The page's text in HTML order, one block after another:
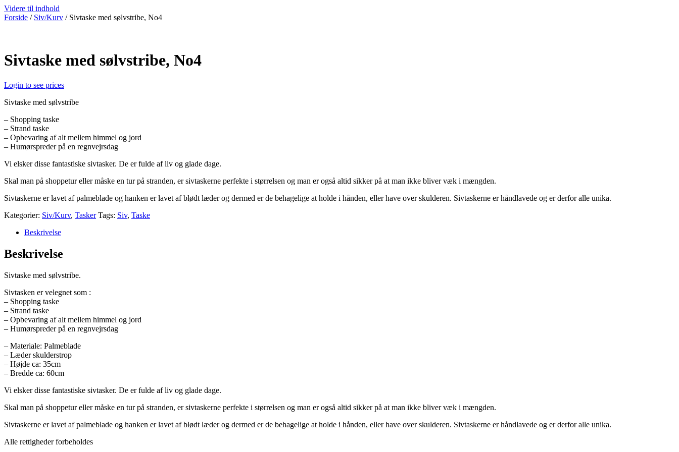
Videre til indhold
Forside / Siv/Kurv / Sivtaske med sølvstribe, No4
Sivtaske med sølvstribe, No4
Login to see prices
Sivtaske med sølvstribe
– Shopping taske
– Strand taske
– Opbevaring af alt mellem himmel og jord
– Humørspreder på en regnvejrsdag
Vi elsker disse fantastiske sivtasker. De er fulde af liv og glade dage.
Skal man på shoppetur eller måske en tur på stranden, er sivtaskerne perfekte i størrelsen og man er også altid sikker på at man ikke bliver væk i mængden.
Sivtaskerne er lavet af palmeblade og hanken er lavet af blødt læder og dermed er de behagelige at holde i hånden, eller have over skulderen. Sivtaskerne er håndlavede og er derfor alle unika.
Kategorier: Siv/Kurv, Tasker Tags: Siv, Taske
Beskrivelse
Beskrivelse
Sivtaske med sølvstribe.
Sivtasken er velegnet som :
– Shopping taske
– Strand taske
– Opbevaring af alt mellem himmel og jord
– Humørspreder på en regnvejrsdag
– Materiale: Palmeblade
– Læder skulderstrop
– Højde ca: 35cm
– Bredde ca: 60cm
Vi elsker disse fantastiske sivtasker. De er fulde af liv og glade dage.
Skal man på shoppetur eller måske en tur på stranden, er sivtaskerne perfekte i størrelsen og man er også altid sikker på at man ikke bliver væk i mængden.
Sivtaskerne er lavet af palmeblade og hanken er lavet af blødt læder og dermed er de behagelige at holde i hånden, eller have over skulderen. Sivtaskerne er håndlavede og er derfor alle unika.
Alle rettigheder forbeholdes